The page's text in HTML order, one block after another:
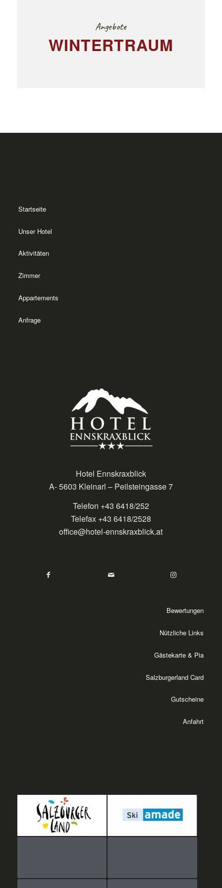
Angebote
WINTERTRAUM
Startseite
Unser Hotel
Aktivitäten
Zimmer
Appartements
Anfrage
Hotel Ennskraxblick
A- 5603 Kleinarl – Peilsteingasse 7
Telefon +43 6418/252
Telefax +43 6418/2528
office@hotel-ennskraxblick.at
Bewertungen
Nützliche Links
Gästekarte & Pia
Salzburgerland Card
Gutscheine
Anfahrt